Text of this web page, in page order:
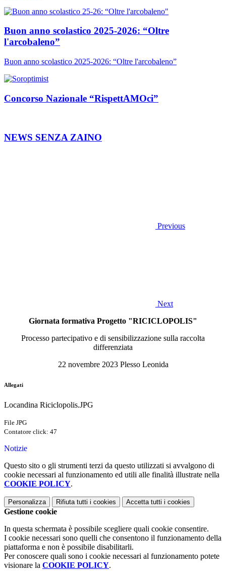
Buon anno scolastico 2025-2026: “Oltre
l'arcobaleno”
Buon anno scolastico 2025-2026: “Oltre l'arcobaleno”
Concorso Nazionale “RispettAMOci”
NEWS SENZA ZAINO
Previous
Next
Giornata formativa Progetto "RICICLOPOLIS"
Processo partecipativo e di sensibilizzazione sulla raccolta
differenziata
22 novembre 2023Plesso Leonida
Allegati
Locandina Riciclopolis.JPG
File JPG
Contatore click: 47
Notizie
Questo sito o gli strumenti terzi da questo utilizzati si avvalgono di
cookie necessari al funzionamento ed utili alle finalità illustrate nella
COOKIE POLICY.
Personalizza Rifiuta tutti i cookies Accetta tutti i cookies
Gestione cookie
In questa schermata è possibile scegliere quali cookie consentire.
I cookie necessari sono quelli che consentono il funzionamento della
piattaforma e non è possibile disabilitarli.
Per conoscere quali sono i cookie necessari al funzionamento potete
visionare la COOKIE POLICY.